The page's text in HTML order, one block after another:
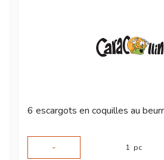
6 escargots en coquilles au
-
1 pc